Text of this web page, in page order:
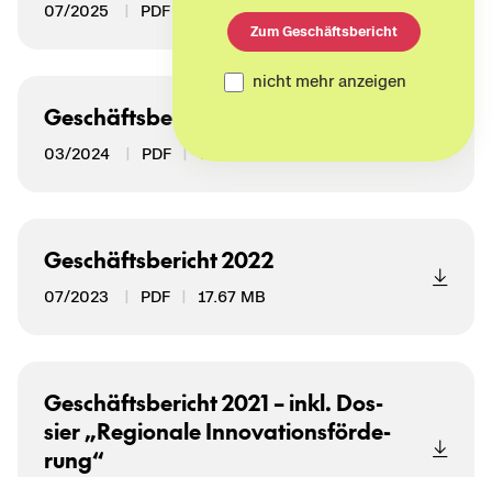
07/2025 PDF 3.35 MB
Ge­schäfts­be­richt 2023
03/2024 PDF
Ge­schäfts­be­richt 2022
07/2023 PDF 17.67 MB
Ge­schäfts­be­richt 2021 – inkl. Dos­
sier „Re­gio­na­le In­no­va­ti­ons­för­de­
rung“
Zum Geschäftsbericht
nicht mehr anzeigen